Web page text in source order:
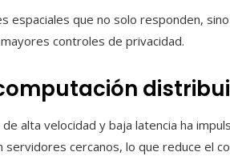
espaciales que no solo responden,
controles de privacidad.
alta velocidad y baja latencia ha
cercanos, lo que reduce el